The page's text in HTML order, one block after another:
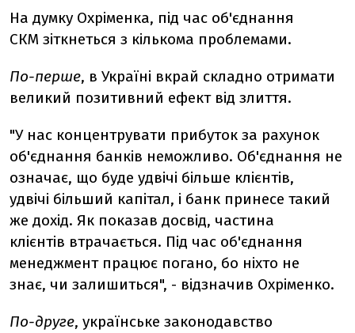
На думку Охріменка, під час об'єднання
СКМ зіткнеться з кількома проблемами.
По-перше, в Україні вкрай складно отримати
великий позитивний ефект від злиття.
"У нас концентрувати прибуток за рахунок
об'єднання банків неможливо. Об'єднання не
означає, що буде удвічі більше клієнтів,
удвічі більший капітал, і банк принесе такий
же дохід. Як показав досвід, частина
клієнтів втрачається. Під час об'єднання
менеджмент працює погано, бо ніхто не
знає, чи залишиться", - відзначив Охріменко.
По-друге, українське законодавство